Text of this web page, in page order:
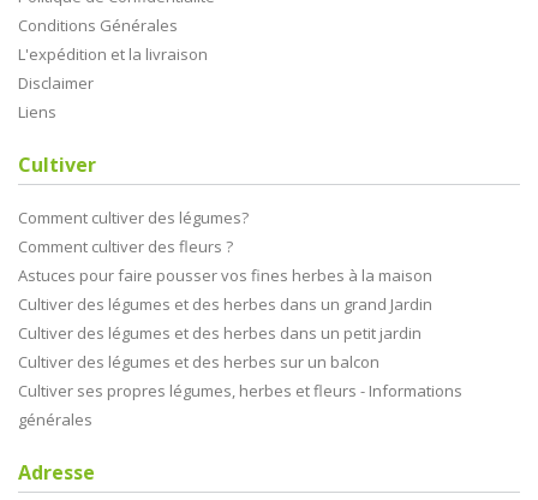
Conditions Générales
L'expédition et la livraison
Disclaimer
Liens
Cultiver
Comment cultiver des légumes?
Comment cultiver des fleurs ?
Astuces pour faire pousser vos fines herbes à la maison
Cultiver des légumes et des herbes dans un grand Jardin
Cultiver des légumes et des herbes dans un petit jardin
Cultiver des légumes et des herbes sur un balcon
Cultiver ses propres légumes, herbes et fleurs - Informations
générales
Adresse